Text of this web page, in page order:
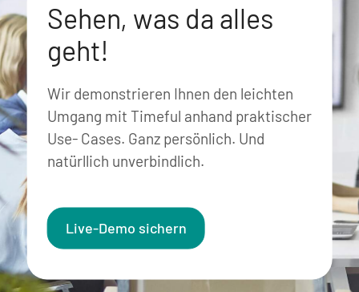
Sehen, was da alles
geht!
Wir demonstrieren Ihnen den leichten
Umgang mit Timeful anhand praktischer
Use- Cases. Ganz persönlich. Und
natürllich unverbindlich.
Live-Demo sichern